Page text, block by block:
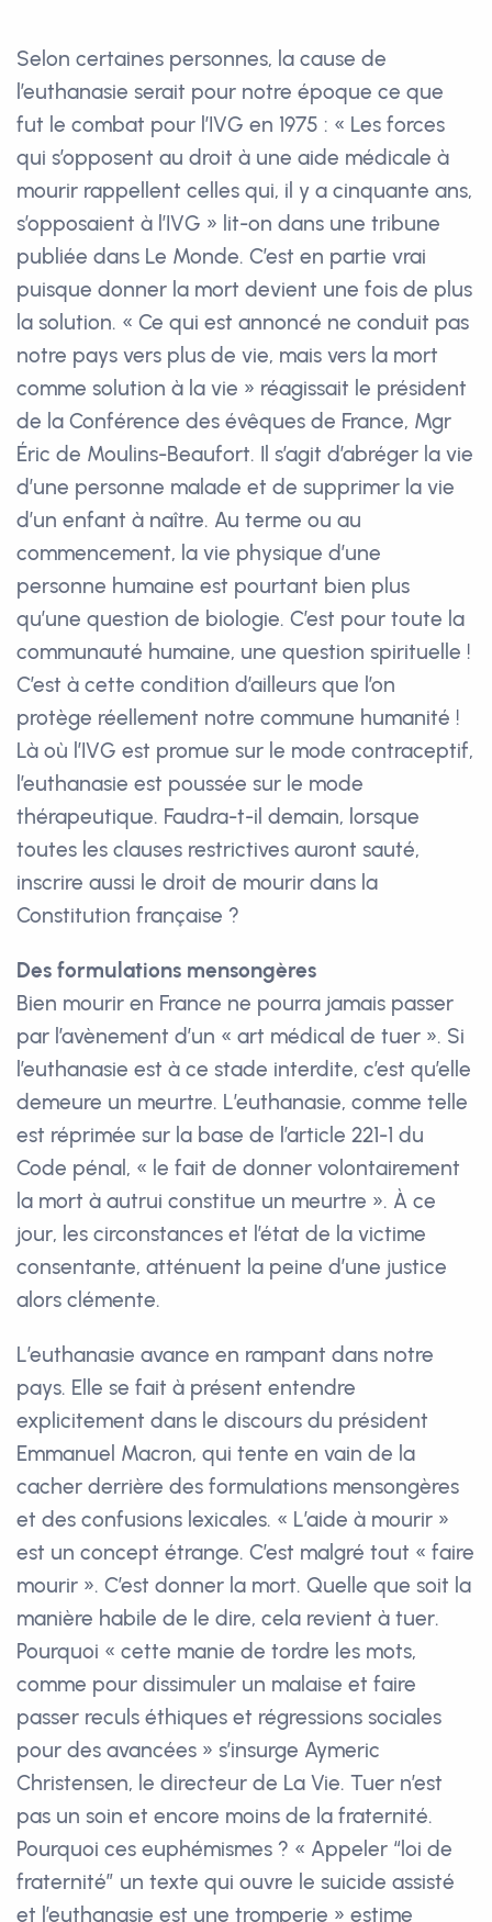
Selon certaines personnes, la cause de
l’euthanasie serait pour notre époque ce que
fut le combat pour l’IVG en 1975 : « Les forces
qui s’opposent au droit à une aide médicale à
mourir rappellent celles qui, il y a cinquante ans,
s’opposaient à l’IVG » lit-on dans une tribune
publiée dans Le Monde. C’est en partie vrai
puisque donner la mort devient une fois de plus
la solution. « Ce qui est annoncé ne conduit pas
notre pays vers plus de vie, mais vers la mort
comme solution à la vie » réagissait le président
de la Conférence des évêques de France, Mgr
Éric de Moulins-Beaufort. Il s’agit d’abréger la vie
d’une personne malade et de supprimer la vie
d’un enfant à naître. Au terme ou au
commencement, la vie physique d’une
personne humaine est pourtant bien plus
qu’une question de biologie. C’est pour toute la
communauté humaine, une question spirituelle !
C’est à cette condition d’ailleurs que l’on
protège réellement notre commune humanité !
Là où l’IVG est promue sur le mode contraceptif,
l’euthanasie est poussée sur le mode
thérapeutique. Faudra-t-il demain, lorsque
toutes les clauses restrictives auront sauté,
inscrire aussi le droit de mourir dans la
Constitution française ?
Des formulations mensongères
Bien mourir en France ne pourra jamais passer
par l’avènement d’un « art médical de tuer ». Si
l’euthanasie est à ce stade interdite, c’est qu’elle
demeure un meurtre. L’euthanasie, comme telle
est réprimée sur la base de l’article 221-1 du
Code pénal, « le fait de donner volontairement
la mort à autrui constitue un meurtre ». À ce
jour, les circonstances et l’état de la victime
consentante, atténuent la peine d’une justice
alors clémente.
L’euthanasie avance en rampant dans notre
pays. Elle se fait à présent entendre
explicitement dans le discours du président
Emmanuel Macron, qui tente en vain de la
cacher derrière des formulations mensongères
et des confusions lexicales. « L’aide à mourir »
est un concept étrange. C’est malgré tout « faire
mourir ». C’est donner la mort. Quelle que soit la
manière habile de le dire, cela revient à tuer.
Pourquoi « cette manie de tordre les mots,
comme pour dissimuler un malaise et faire
passer reculs éthiques et régressions sociales
pour des avancées » s’insurge Aymeric
Christensen, le directeur de La Vie. Tuer n’est
pas un soin et encore moins de la fraternité.
Pourquoi ces euphémismes ? « Appeler “loi de
fraternité” un texte qui ouvre le suicide assisté
et l’euthanasie est une tromperie » estime